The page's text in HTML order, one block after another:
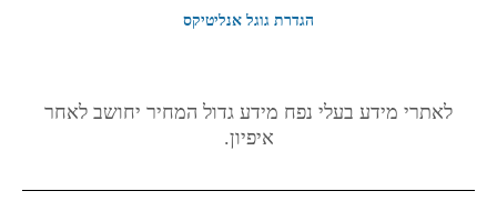
הגדרת גוגל אנליטיקס
לאתרי מידע בעלי נפח מידע גדול המחיר יחושב לאחר
איפיון.